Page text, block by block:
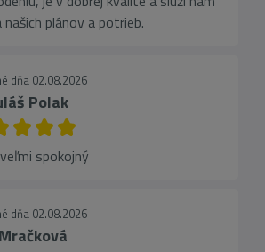
našich plánov a potrieb.
dňa 02.08.2026
Polak
spokojný
dňa 02.08.2026